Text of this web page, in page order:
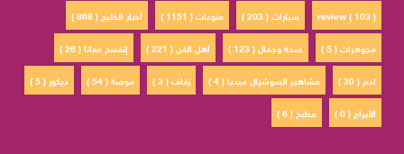
أخبار الخليج ( 868 ) منوعات ( 1151 ) سيارات ( 203 )
review ( 103 )
إتفسح معانا ( 26 )
أهل الفن ( 221 ) صحة وجمال ( 123 )
مجوهرات ( 5 )
ديكور ( 5 )
موضة ( 54 ) زفاف ( 3 ) مشاهير السوشيال ميديا ( 4 )
ادم ( 30 )
مطبخ ( 6 )
الأبراج ( 0 )